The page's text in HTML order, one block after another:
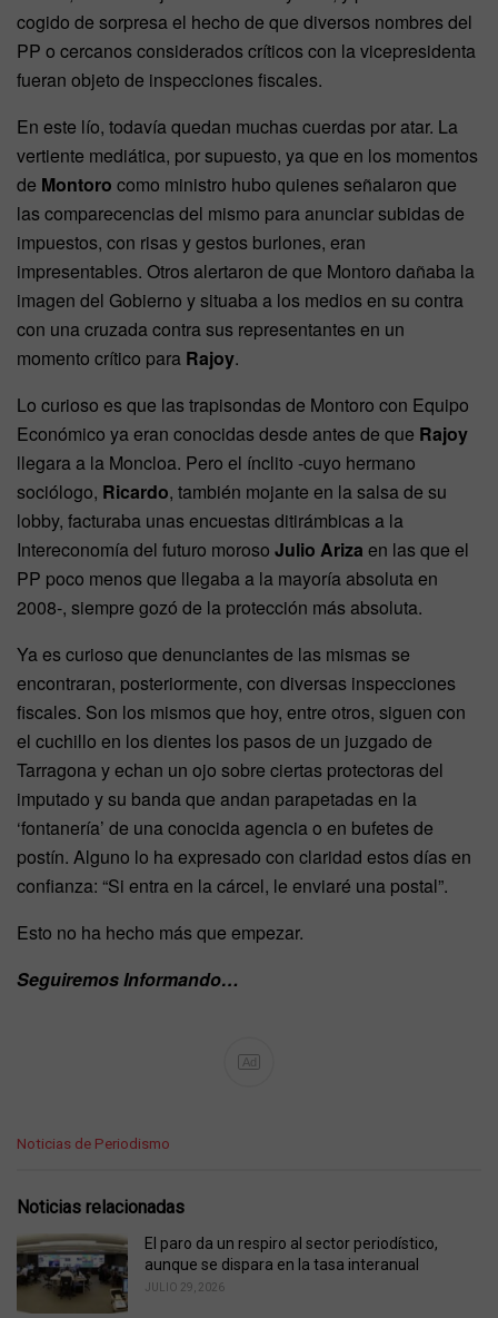
cogido de sorpresa el hecho de que diversos nombres del
PP o cercanos considerados críticos con la vicepresidenta
fueran objeto de inspecciones fiscales.
En este lío, todavía quedan muchas cuerdas por atar. La
vertiente mediática, por supuesto, ya que en los momentos
de Montoro como ministro hubo quienes señalaron que
las comparecencias del mismo para anunciar subidas de
impuestos, con risas y gestos burlones, eran
impresentables. Otros alertaron de que Montoro dañaba la
imagen del Gobierno y situaba a los medios en su contra
con una cruzada contra sus representantes en un
momento crítico para Rajoy.
Lo curioso es que las trapisondas de Montoro con Equipo
Económico ya eran conocidas desde antes de que Rajoy
llegara a la Moncloa. Pero el ínclito -cuyo hermano
sociólogo, Ricardo, también mojante en la salsa de su
lobby, facturaba unas encuestas ditirámbicas a la
Intereconomía del futuro moroso Julio Ariza en las que el
PP poco menos que llegaba a la mayoría absoluta en
2008-, siempre gozó de la protección más absoluta.
Ya es curioso que denunciantes de las mismas se
encontraran, posteriormente, con diversas inspecciones
fiscales. Son los mismos que hoy, entre otros, siguen con
el cuchillo en los dientes los pasos de un juzgado de
Tarragona y echan un ojo sobre ciertas protectoras del
imputado y su banda que andan parapetadas en la
‘fontanería’ de una conocida agencia o en bufetes de
postín. Alguno lo ha expresado con claridad estos días en
confianza: “Si entra en la cárcel, le enviaré una postal”.
Esto no ha hecho más que empezar.
Seguiremos Informando…
Ad
C
e
o
r
Noticias de Periodismo
Noticias relacionadas
El paro da un respiro al sector periodístico,
aunque se dispara en la tasa interanual
JULIO 29, 2026